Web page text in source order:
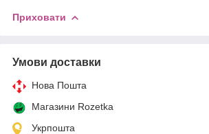
Приховати
Умови доставки
Нова Пошта
Магазини Rozetka
Укрпошта